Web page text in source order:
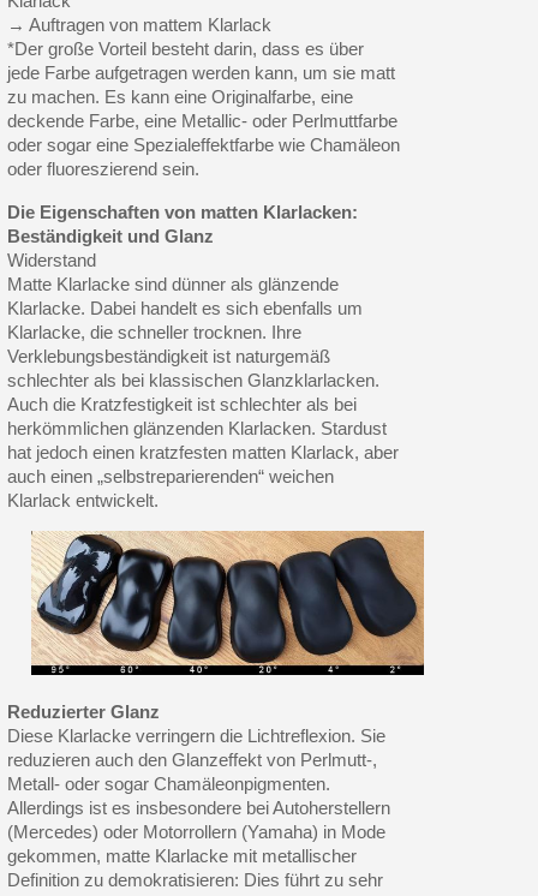
→ Auftragen von mattem Klarlack
*Der große Vorteil besteht darin, dass es über
jede Farbe aufgetragen werden kann, um sie matt
zu machen. Es kann eine Originalfarbe, eine
deckende Farbe, eine Metallic- oder Perlmuttfarbe
oder sogar eine Spezialeffektfarbe wie Chamäleon
oder fluoreszierend sein.
Die Eigenschaften von matten Klarlacken:
Beständigkeit und Glanz
Widerstand
Matte Klarlacke sind dünner als glänzende
Klarlacke. Dabei handelt es sich ebenfalls um
Klarlacke, die schneller trocknen. Ihre
Verklebungsbeständigkeit ist naturgemäß
schlechter als bei klassischen Glanzklarlacken.
Auch die Kratzfestigkeit ist schlechter als bei
herkömmlichen glänzenden Klarlacken. Stardust
hat jedoch einen kratzfesten matten Klarlack, aber
auch einen „selbstreparierenden“ weichen
Klarlack entwickelt.
Reduzierter Glanz
Diese Klarlacke verringern die Lichtreflexion. Sie
reduzieren auch den Glanzeffekt von Perlmutt-,
Metall- oder sogar Chamäleonpigmenten.
Allerdings ist es insbesondere bei Autoherstellern
(Mercedes) oder Motorrollern (Yamaha) in Mode
gekommen, matte Klarlacke mit metallischer
Definition zu demokratisieren: Dies führt zu sehr